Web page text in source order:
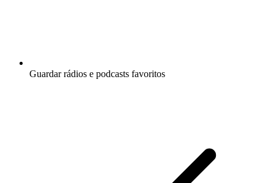
Guardar rádios e podcasts favoritos